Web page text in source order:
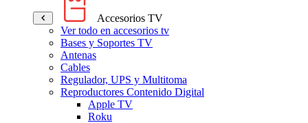
Accesorios TV
Ver todo en accesorios tv
Bases y Soportes TV
Antenas
Cables
Regulador, UPS y Multitoma
Reproductores Contenido Digital
Apple TV
Roku